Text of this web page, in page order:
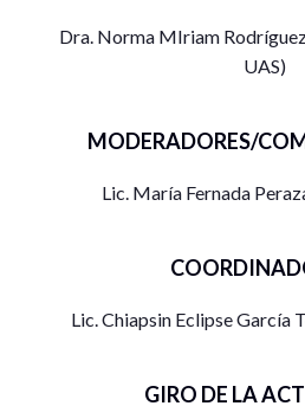
Dra. Norma MIriam
UAS)
MODERADORES/
Lic. María Fernada
Lic. Chiapsin Eclipse García
GIRO DE LA